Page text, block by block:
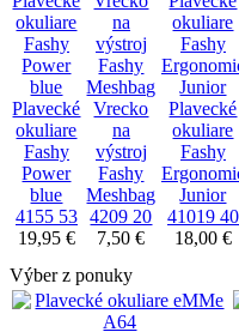
Plavecké
okuliare
Fashy
Power
blue
4155 53
19,95 €
Vrecko
na
výstroj
Fashy
Meshbag
4209 20
7,50 €
Plavecké
okuliare
Fashy
Junior
41019 40
18,00 €
Výber z ponuky